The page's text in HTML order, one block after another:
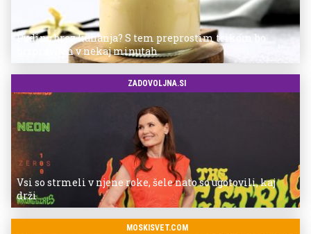
Puding brez kuhanja? S tem preprostim trikom bo
pripravljen v nekaj minutah
ZADOVOLJNA.SI
Vsi so strmeli v njene roke, šele nato so ugotovili, kaj
drži
MOSKISVET.COM